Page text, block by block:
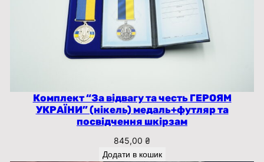
Комплект “За відвагу та честь ГЕРОЯМ
УКРАЇНИ” (нікель) медаль+футляр та
посвідчення шкірзам
845,00 ₴
Додати в кошик